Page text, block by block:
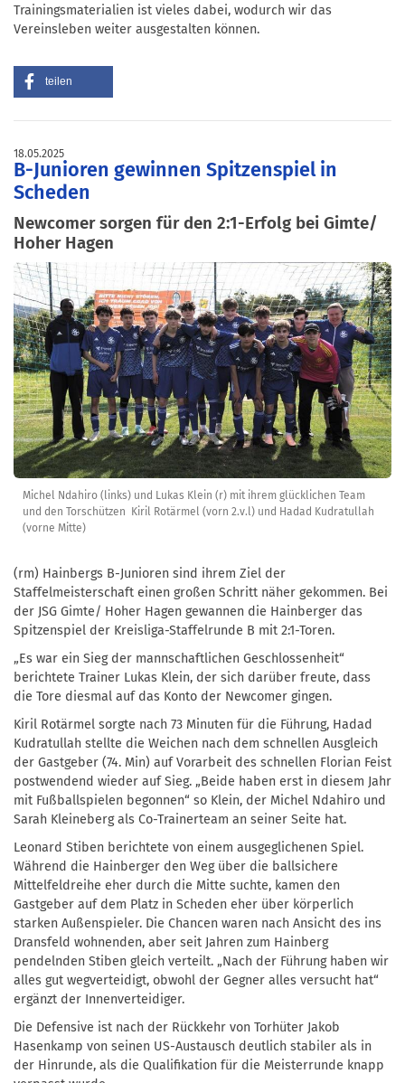
Trainingsmaterialien ist vieles dabei, wodurch wir das
Vereinsleben weiter ausgestalten können.
teilen
18.05.2025
B-Junioren gewinnen Spitzenspiel in
Scheden
Newcomer sorgen für den 2:1-Erfolg bei Gimte/
Hoher Hagen
Michel Ndahiro (links) und Lukas Klein (r) mit ihrem glücklichen Team
und den Torschützen Kiril Rotärmel (vorn 2.v.l) und Hadad Kudratullah
(vorne Mitte)
(rm) Hainbergs B-Junioren sind ihrem Ziel der
Staffelmeisterschaft einen großen Schritt näher gekommen. Bei
der JSG Gimte/ Hoher Hagen gewannen die Hainberger das
Spitzenspiel der Kreisliga-Staffelrunde B mit 2:1-Toren.
„Es war ein Sieg der mannschaftlichen Geschlossenheit“
berichtete Trainer Lukas Klein, der sich darüber freute, dass
die Tore diesmal auf das Konto der Newcomer gingen.
Kiril Rotärmel sorgte nach 73 Minuten für die Führung, Hadad
Kudratullah stellte die Weichen nach dem schnellen Ausgleich
der Gastgeber (74. Min) auf Vorarbeit des schnellen Florian Feist
postwendend wieder auf Sieg. „Beide haben erst in diesem Jahr
mit Fußballspielen begonnen“ so Klein, der Michel Ndahiro und
Sarah Kleineberg als Co-Trainerteam an seiner Seite hat.
Leonard Stiben berichtete von einem ausgeglichenen Spiel.
Während die Hainberger den Weg über die ballsichere
Mittelfeldreihe eher durch die Mitte suchte, kamen den
Gastgeber auf dem Platz in Scheden eher über körperlich
starken Außenspieler. Die Chancen waren nach Ansicht des ins
Dransfeld wohnenden, aber seit Jahren zum Hainberg
pendelnden Stiben gleich verteilt. „Nach der Führung haben wir
alles gut wegverteidigt, obwohl der Gegner alles versucht hat“
ergänzt der Innenverteidiger.
Die Defensive ist nach der Rückkehr von Torhüter Jakob
Hasenkamp von seinen US-Austausch deutlich stabiler als in
der Hinrunde, als die Qualifikation für die Meisterrunde knapp